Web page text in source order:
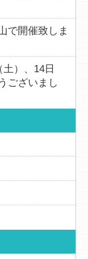
で開催致しま
）、14日
ございまし